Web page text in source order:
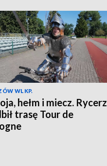
WLKP.
hełm i miecz. Rycerz
trasę Tour de